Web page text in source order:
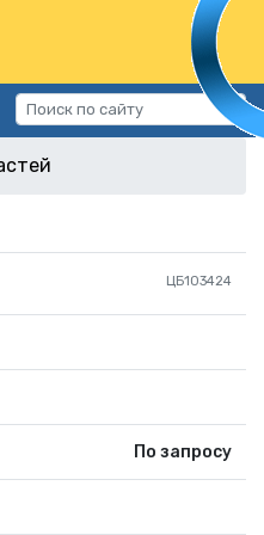
Каталог запчастей
ул.Казахская, 11
+7 (906) 172-16-31
ул. Рокоссовского,
+7 (961) 682-84-90
ЦБ103424
По запросу